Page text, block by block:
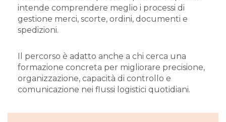
intende comprendere meglio i processi di
gestione merci, scorte, ordini, documenti e
spedizioni.
Il percorso è adatto anche a chi cerca una
formazione concreta per migliorare precisione,
organizzazione, capacità di controllo e
comunicazione nei flussi logistici quotidiani.